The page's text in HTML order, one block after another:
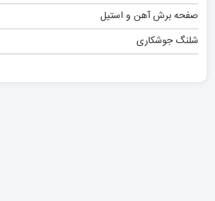
صفحه برش آهن و استیل
شلنگ جوشکاری